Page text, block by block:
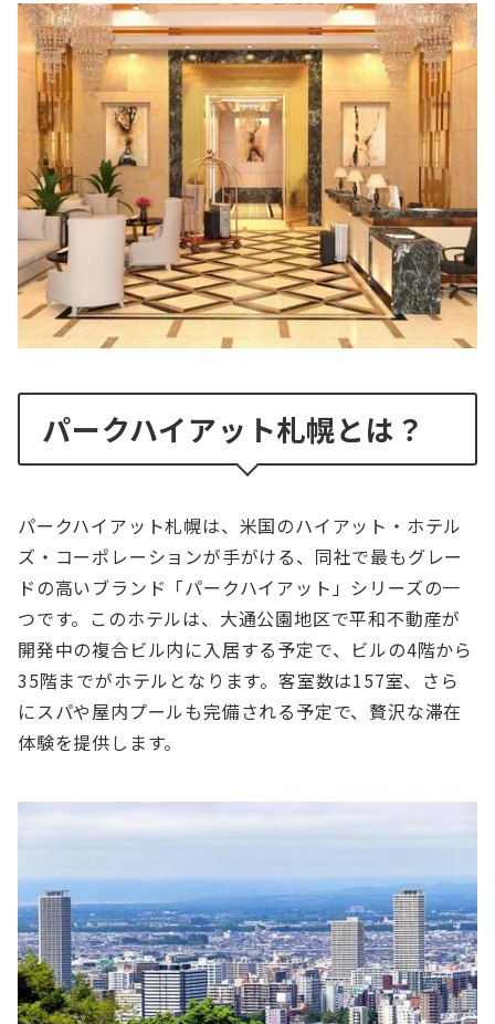
パークハイアット札幌とは？
パークハイアット札幌は、米国のハイアット・ホテル
ズ・コーポレーションが手がける、同社で最もグレー
ドの高いブランド「パークハイアット」シリーズの一
つです。このホテルは、大通公園地区で平和不動産が
開発中の複合ビル内に入居する予定で、ビルの4階から
35階までがホテルとなります。客室数は157室、さら
にスパや屋内プールも完備される予定で、贅沢な滞在
体験を提供します。